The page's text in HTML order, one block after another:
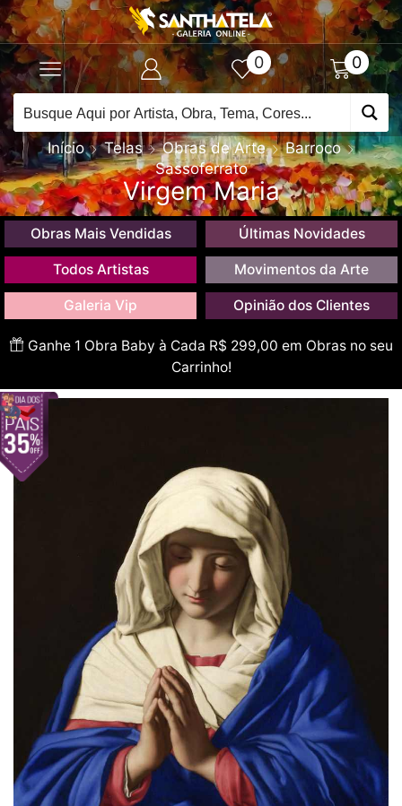
0 0
Início Telas Obras de Arte
Barroco
Sassoferrato
Virgem Maria
Obras Mais Vendidas Últimas Novidades
Todos Artistas Movimentos da Arte
Galeria Vip Opinião dos Clientes
Ganhe 1 Obra Baby à Cada R$ 299,00 em Obras no seu
Carrinho!